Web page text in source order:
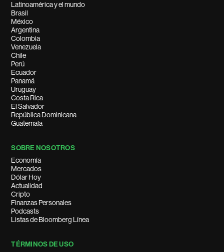
Latinoamérica y el mundo
Brasil
México
Argentina
Colombia
Venezuela
Chile
Perú
Ecuador
Panamá
Uruguay
Costa Rica
El Salvador
República Dominicana
Guatemala
SOBRE NOSOTROS
Economía
Mercados
Dólar Hoy
Actualidad
Cripto
Finanzas Personales
Podcasts
Listas de Bloomberg Línea
TÉRMINOS DE USO